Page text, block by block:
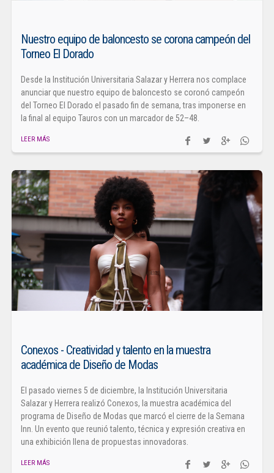
Nuestro equipo de baloncesto se corona campeón del
Torneo El Dorado
Desde la Institución Universitaria Salazar y Herrera nos complace
anunciar que nuestro equipo de baloncesto se coronó campeón
del Torneo El Dorado el pasado fin de semana, tras imponerse en
la final al equipo Tauros con un marcador de 52–48.
LEER MÁS
Conexos - Creatividad y talento en la muestra
académica de Diseño de Modas
El pasado viernes 5 de diciembre, la Institución Universitaria
Salazar y Herrera realizó Conexos, la muestra académica del
programa de Diseño de Modas que marcó el cierre de la Semana
Inn. Un evento que reunió talento, técnica y expresión creativa en
una exhibición llena de propuestas innovadoras.
LEER MÁS